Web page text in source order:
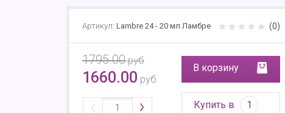
Артикул: Lambre 24 - 20 мл Ламбре (0)
1795.00руб
1660.00 руб
В корзину
Купить в 1